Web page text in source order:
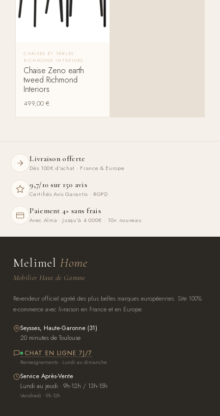
CHAISES ET TABLES
RICHMOND INTERIORS
Chaise Zeno earth
tweed Richmond
Interiors
499,00€
Livraison offerte
Dès 100€ d'achat · France & Europe
9,7/10 sur 150 avis
Certifiés Avis Garantis · RGPD
Paiement 4× sans frais
Avec Alma · Jusqu'à 4 000€ · 10× nouveau
Melimel Home
Mobilier Haut de Gamme
Revendeur officiel agréé des plus belles marques européennes. Site 100%
e-commerce avec livraison en France et en Europe.
Seysses, Haute-Garonne (31)
20 minutes de Toulouse
CHAT EN LIGNE 7J/7
Renseignements · Lundi au dimanche
Service Après-Vente
Lundi au jeudi · 9h-12h / 13h-15h
Vendredi · 9h-12h